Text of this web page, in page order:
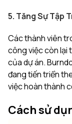
5. Tăng Sự Tập
Các thành viên
công việc còn lại
của dự án.
đang tiến triển
việc hoàn thành
Cách sử